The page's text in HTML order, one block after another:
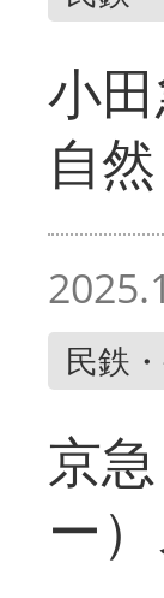
小
自
民鉄
京
ー